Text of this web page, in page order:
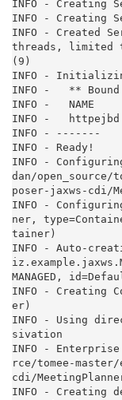
INFO - Creating
INFO - Creating
INFO - Created
threads, limited
(9)
INFO -
INFO -   **
INFO -
INFO -
INFO - -------
INFO - Ready!
INFO -
dan/open_source/
poser-jaxws-cdi/
INFO -
ner,
tainer)
INFO - Auto-
MANAGED,
INFO - Creating
er)
INFO - Using
sivation
INFO - Enterprise
rce/tomee-
cdi/
INFO - Creating